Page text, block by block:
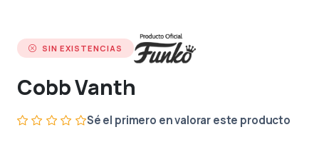
SIN EXISTENCIAS
Cobb Vanth
Sé el primero en valorar este producto